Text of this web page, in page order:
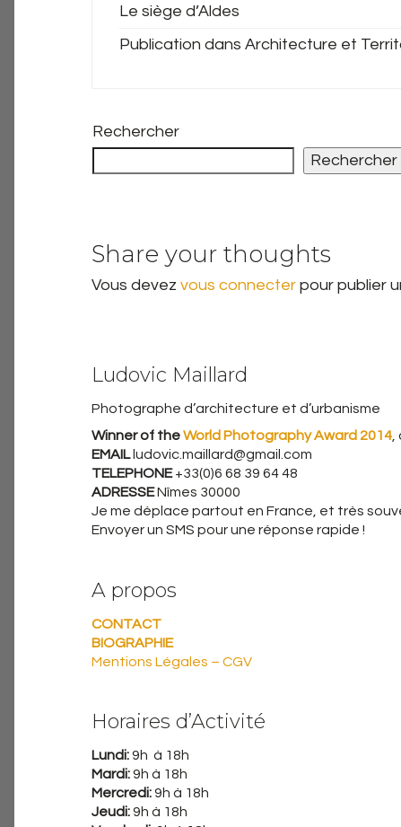
Le siège d’Aldes
Publication dans Architecture et
Rechercher
Rechercher
Share your thoughts
Vous devez vous connecter pour publier
Ludovic Maillard
Photographe d’architecture et d’urbanisme
Winner of theWorld Photography Award 2014
EMAIL ludovic.maillard@gmail.com
TELEPHONE+33(0)6 68 39 64 48
ADRESSENîmes 30000
Je me déplace partout en France, et très
Envoyer un SMS pour une réponse rapide !
A propos
CONTACT
BIOGRAPHIE
Mentions Légales – CGV
Horaires d’Activité
Lundi:9h à 18h
Mardi:9h à 18h
Mercredi:9h à 18h
Jeudi:9h à 18h